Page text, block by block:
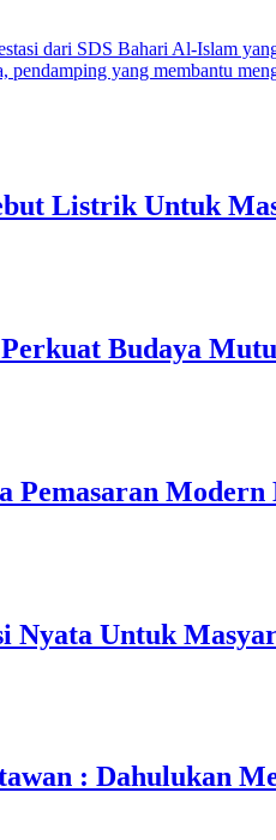
Listrik Untuk
Budaya
Pemasaran
Nyata Untuk
: Dahulukan